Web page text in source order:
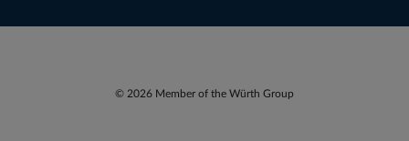
© 2026 Member of the Würth Group